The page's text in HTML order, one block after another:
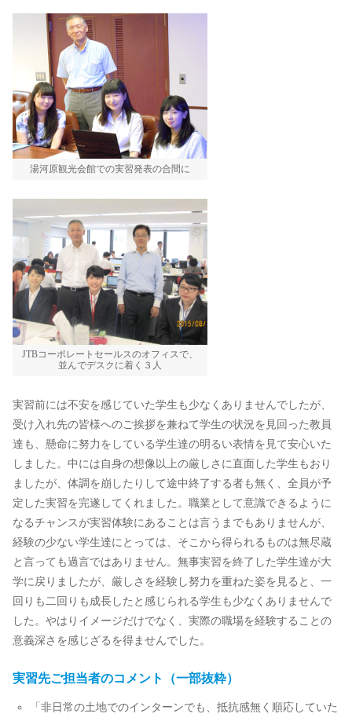
湯河原観光会館での実習発表の合間に
JTBコーポレートセールスのオフィスで、
並んでデスクに着く３人
実習前には不安を感じていた学生も少なくありませんでしたが、
受け入れ先の皆様へのご挨拶を兼ねて学生の状況を見回った教員
達も、懸命に努力をしている学生達の明るい表情を見て安心いた
しました。中には自身の想像以上の厳しさに直面した学生もおり
ましたが、体調を崩したりして途中終了する者も無く、全員が予
定した実習を完遂してくれました。職業として意識できるように
なるチャンスが実習体験にあることは言うまでもありませんが、
経験の少ない学生達にとっては、そこから得られるものは無尽蔵
と言っても過言ではありません。無事実習を終了した学生達が大
学に戻りましたが、厳しさを経験し努力を重ねた姿を見ると、一
回りも二回りも成長したと感じられる学生も少なくありませんで
した。やはりイメージだけでなく、実際の職場を経験することの
意義深さを感じざるを得ませんでした。
実習先ご担当者のコメント（一部抜粋）
「非日常の土地でのインターンでも、抵抗感無く順応していた